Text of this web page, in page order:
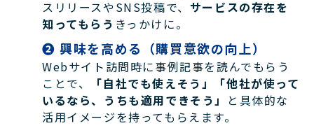
スリリースやSNS投稿で、 サービスの存在を
知ってもらう きっかけに。
❷ 興味を高める（購買意欲の向上）
Webサイト訪問時に事例記事を読んでもらう
ことで、
「自社でも使えそう」「他社が使って
いるなら、うちも適用できそう」
と具体的な
活用イメージを持ってもらえます。